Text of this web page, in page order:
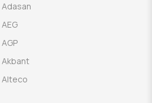
Adasan
AEG
AGP
Akbant
Alteco